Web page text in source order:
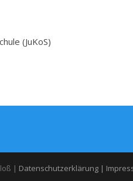
(JuKoS)
| Datenschutzerklärung |